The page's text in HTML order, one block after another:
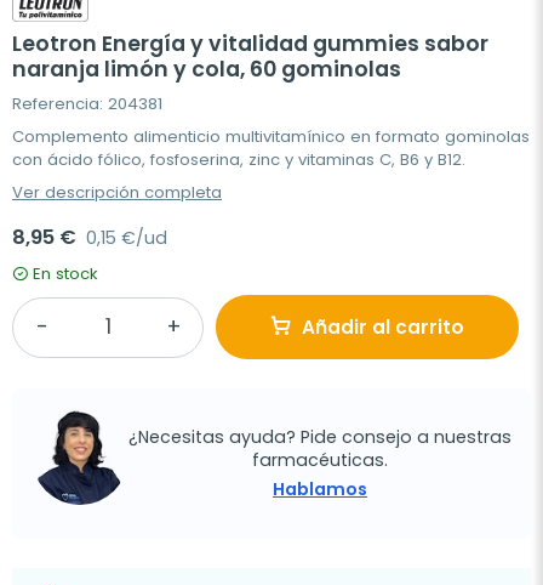
Leotron Energía y vitalidad gummies sabor
naranja limón y cola, 60 gominolas
Referencia: 204381
Complemento alimenticio multivitamínico en formato gominolas
con ácido fólico, fosfoserina, zinc y vitaminas C, B6 y B12.
Ver descripción completa
8,95 € 0,15 €/ud
En stock
Añadir al carrito
¿Necesitas ayuda? Pide consejo a nuestras
farmacéuticas.
Hablamos